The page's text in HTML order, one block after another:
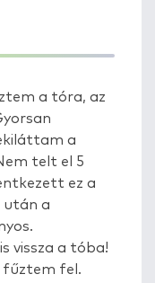
a tóra, az
a
telt el 5
ez a
után a
vissza a tóba!
fűztem fel.